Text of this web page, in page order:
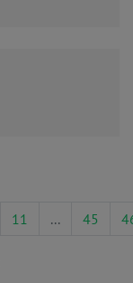
11 ... 45